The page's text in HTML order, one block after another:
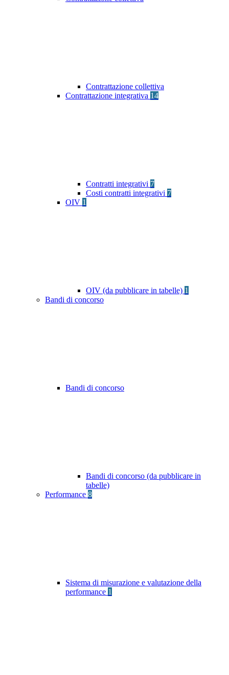
Contrattazione collettiva
Contrattazione integrativa 14
Contratti integrativi 7
Costi contratti integrativi 7
OIV 1
OIV (da pubblicare in tabelle) 1
Bandi di concorso
Bandi di concorso
Bandi di concorso (da pubblicare in
tabelle)
Performance 8
Sistema di misurazione e valutazione della
performance 1